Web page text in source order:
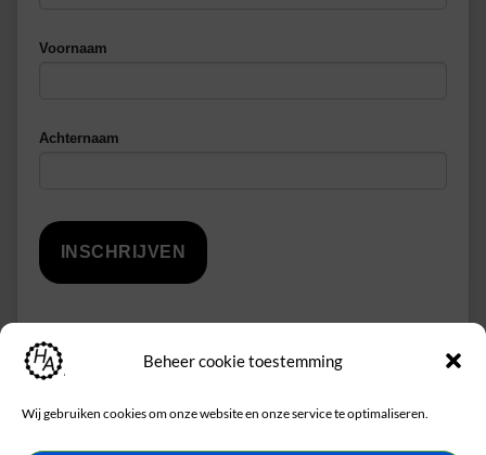
Beheer cookie toestemming
Wij gebruiken cookies om onze website en onze service te optimaliseren.
Voornaam
Achternaam